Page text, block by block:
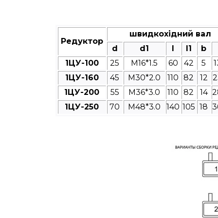
Редуктор
швидкохідний вал
d
d1 l1 b
1ЦУ-100
25 M16*1.5 60 42 5
1ЦУ-160
45 M30*2.0 110 82 12
1ЦУ-200
55 M36*3.0 110 82 14
1ЦУ-250
70 M48*3.0 140 105 18